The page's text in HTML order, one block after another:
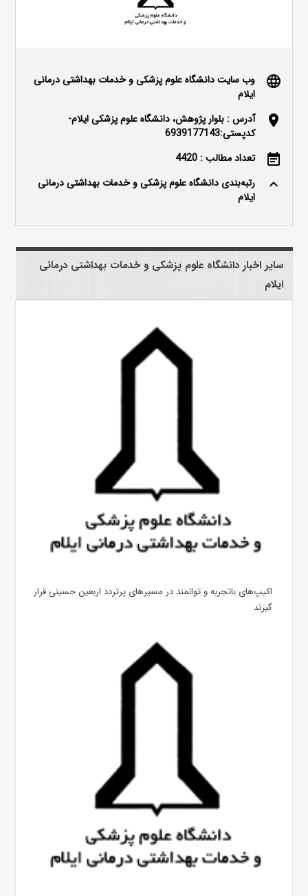
language
وب سایت دانشگاه علوم پزشکی و خدمات بهداشتی درمانی
ایلام
location_on
آدرس : بلوار پژوهش، دانشگاه علوم پزشکی ایلام-
کدپستی:6939177143
event_note تعداد مطالب : 4420
keyboard_arrow_up
رتبه‌بندی دانشگاه علوم پزشکی و خدمات بهداشتی درمانی
ایلام
سایر اخبار دانشگاه علوم پزشکی و خدمات بهداشتی درمانی
ایلام
اکیپ‌های باتجربه و توانمند در مسیرهای پرتردد اربعین حسینی قرار
گیرند